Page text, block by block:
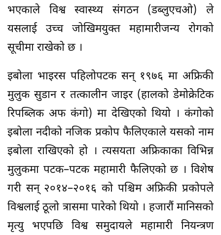
भएकाले विश्व स्वास्थ्य संगठन (डब्लुएचओ) ले
यसलाई उच्च जोखिमयुक्त महामारीजन्य रोगको
सूचीमा राखेको छ ।
इबोला भाइरस पहिलोपटक सन् १९७६ मा अफ्रिकी
मुलुक सुडान र तत्कालीन जाइर (हालको डेमोक्रेटिक
रिपब्लिक अफ कंगो) मा देखिएको थियो । कंगोको
इबोला नदीको नजिक प्रकोप फैलिएकाले यसको नाम
इबोला राखिएको हो । त्यसयता अफ्रिकाका विभिन्न
मुलुकमा पटक–पटक महामारी फैलिएको छ । विशेष
गरी सन् २०१४–२०१६ को पश्चिम अफ्रिकी प्रकोपले
विश्वलाई ठूलो त्रासमा पारेको थियो । हजारौं मानिसको
मृत्यु भएपछि विश्व समुदायले महामारी नियन्त्रण